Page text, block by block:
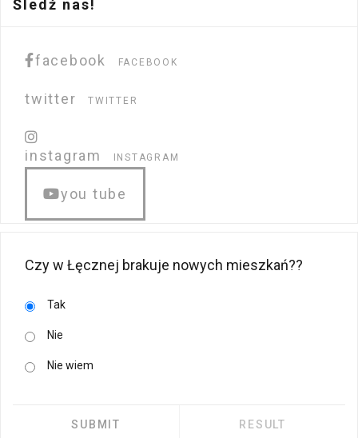
Śledź nas!
facebook FACEBOOK
twitter TWITTER
instagram INSTAGRAM
you tube
Czy w Łęcznej brakuje nowych mieszkań??
Tak
Nie
Nie wiem